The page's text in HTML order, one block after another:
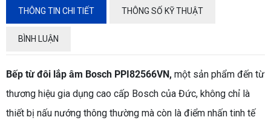
THÔNG TIN CHI TIẾT THÔNG SỐ KỸ THUẬT
BÌNH LUẬN
Bếp từ đôi lắp âm Bosch PPI82566VN, một sản phẩm đến từ
thương hiệu gia dụng cao cấp Bosch của Đức, không chỉ là
thiết bị nấu nướng thông thường mà còn là điểm nhấn tinh tế